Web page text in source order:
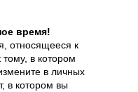
время!
относящееся к
в котором
в личных
в котором вы